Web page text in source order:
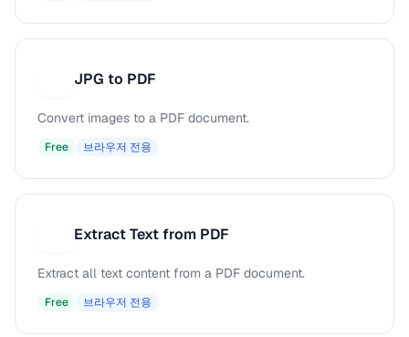
JPG to PDF
Convert images to a PDF document.
Free 브라우저 전용
Extract Text from PDF
Extract all text content from a PDF document.
Free 브라우저 전용